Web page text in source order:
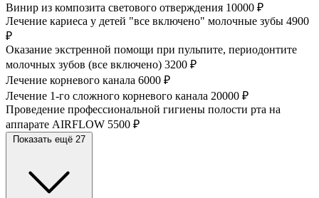
Винир из композита светового отверждения 10000 ₽
Лечение кариеса у детей "все включено" молочные зубы 4900
₽
Оказание экстренной помощи при пульпите, периодонтите
молочных зубов (все включено) 3200 ₽
Лечение корневого канала 6000 ₽
Лечение 1-го сложного корневого канала 20000 ₽
Проведение профессиональной гигиены полости рта на
аппарате AIRFLOW 5500 ₽
Показать ещё 27